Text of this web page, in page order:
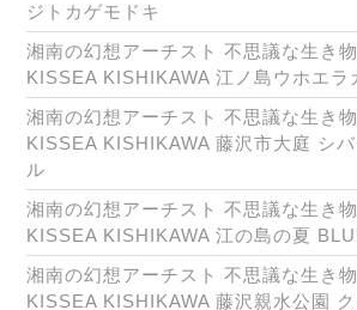
ジトカゲモドキ
湘南の幻想アーチスト 不思議な生き
KISSEA KISHIKAWA 江ノ島ウホエラ
湘南の幻想アーチスト 不思議な生き
KISSEA KISHIKAWA 藤沢市大庭 シ
ル
湘南の幻想アーチスト 不思議な生き
KISSEA KISHIKAWA 江の島の夏
湘南の幻想アーチスト 不思議な生き
KISSEA KISHIKAWA 藤沢親水公園